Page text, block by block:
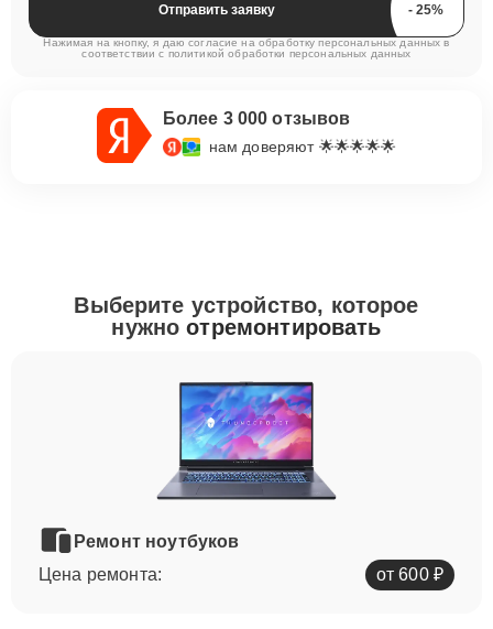
Отправить заявку
Нажимая на кнопку, я даю согласие на обработку персональных данных в
соответствии с политикой обработки персональных данных
Более 3 000 отзывов
нам доверяют 🌟🌟🌟🌟🌟
Выберите устройство, которое
нужноотремонтировать
Ремонт ноутбуков
Цена ремонта:
от 600 ₽